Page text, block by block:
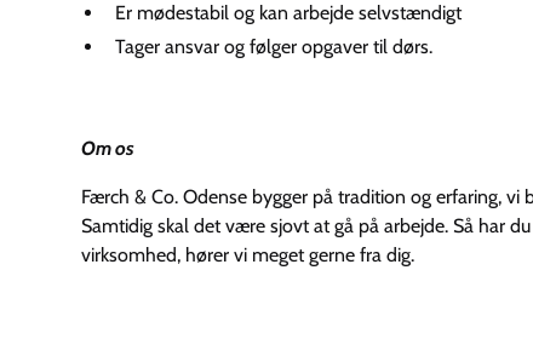
Er mødestabil og kan arbejde selvstændigt
Tager ansvar og følger opgaver til dørs.
Om os
Færch & Co. Odense bygger på tradition og erfaring,
Samtidig skal det være sjovt at gå på arbejde. Så har
virksomhed, hører vi meget gerne fra dig.